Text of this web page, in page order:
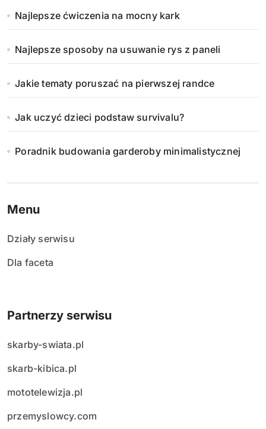
Najlepsze ćwiczenia na mocny kark
Najlepsze sposoby na usuwanie rys z paneli
Jakie tematy poruszać na pierwszej randce
Jak uczyć dzieci podstaw survivalu?
Poradnik budowania garderoby minimalistycznej
Menu
Działy serwisu
Dla faceta
Partnerzy serwisu
skarby-swiata.pl
skarb-kibica.pl
mototelewizja.pl
przemyslowcy.com